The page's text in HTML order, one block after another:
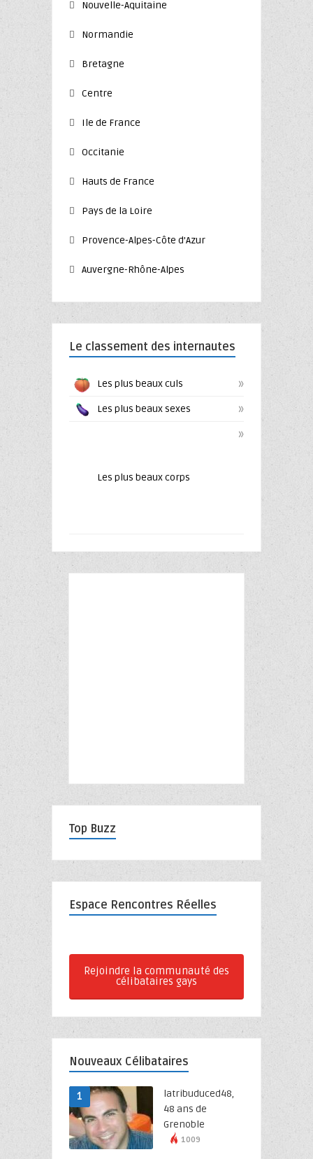
Nouvelle-Aquitaine
Normandie
Bretagne
Centre
Ile de France
Occitanie
Hauts de France
Pays de la Loire
Provence-Alpes-Côte d’Azur
Auvergne-Rhône-Alpes
Le classement des internautes
Les plus beaux culs »
Les plus beaux sexes »
Les plus beaux corps
»
Top Buzz
Espace Rencontres Réelles
Rejoindre la communauté des
célibataires gays
Nouveaux Célibataires
1
latribuduced48,
48 ans de
Grenoble
1009